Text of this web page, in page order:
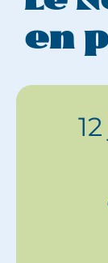
en